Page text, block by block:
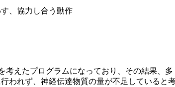
、協力し合う動作
えたプログラムになっており、その結果、
われず、神経伝達物質の量が不足していると